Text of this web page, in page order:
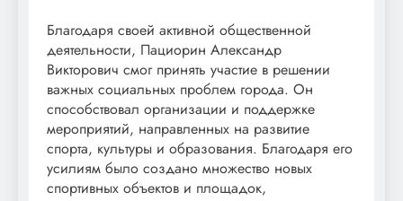
Благодаря своей активной общественной
деятельности, Пациорин Александр
Викторович смог принять участие в решении
важных социальных проблем города. Он
способствовал организации и поддержке
мероприятий, направленных на развитие
спорта, культуры и образования. Благодаря его
усилиям было создано множество новых
спортивных объектов и площадок,